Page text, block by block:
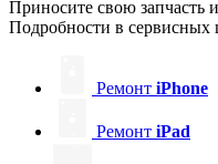
Приносите свою запчасть
Подробности в сервисных
Ремонт iPhone
Ремонт iPad